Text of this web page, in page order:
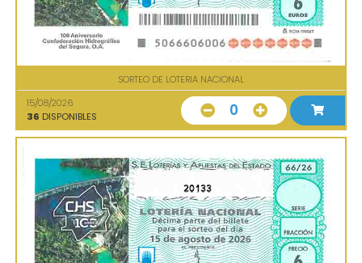
SORTEO DE LOTERIA NACIONAL
15/08/2026
36 DISPONIBLES 0
20133